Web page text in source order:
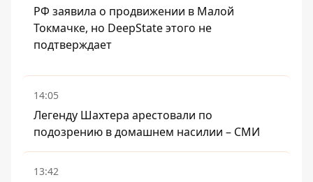
РФ заявила о продвижении в Малой
Токмачке, но DeepState этого не
подтверждает
14:05
Легенду Шахтера арестовали по
подозрению в домашнем насилии – СМИ
13:42